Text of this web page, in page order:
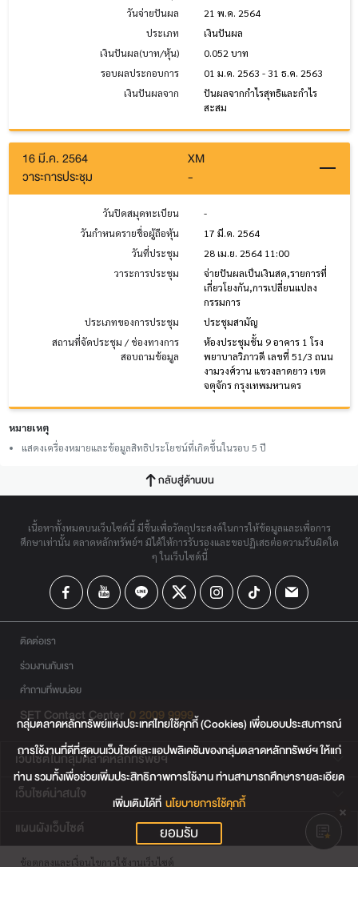
วันจ่ายปันผล
21 พ.ค. 2564
ประเภท
เงินปันผล
เงินปันผล(บาท/หุ้น)
0.052 บาท
รอบผลประกอบการ
01 ม.ค. 2563 - 31 ธ.ค. 2563
เงินปันผลจาก
ปันผลจากกำไรสุทธิและกำไร
สะสม
16 มี.ค. 2564
XM
วาระการประชุม
-
วันปิดสมุดทะเบียน
-
วันกำหนดรายชื่อผู้ถือหุ้น
17 มี.ค. 2564
วันที่ประชุม
28 เม.ย. 2564 11:00
วาระการประชุม
จ่ายปันผลเป็นเงินสด,รายการที่
เกี่ยวโยงกัน,การเปลี่ยนแปลง
กรรมการ
ประเภทของการประชุม
ประชุมสามัญ
สถานที่จัดประชุม / ช่องทางการ
สอบถามข้อมูล
ห้องประชุมชั้น 9 อาคาร 1 โรง
พยาบาลวิภาวดี เลขที่ 51/3 ถนน
งามวงศ์วาน แขวงลาดยาว เขต
จตุจักร กรุงเทพมหานคร
หมายเหตุ
แสดงเครื่องหมายและข้อมูลสิทธิประโยชน์ที่เกิดขึ้นในรอบ 5 ปี
กลับสู่ด้านบน
เนื้อหาทั้งหมดบนเว็บไซต์นี้ มีขึ้นเพื่อวัตถุประสงค์ในการให้ข้อมูลและเพื่อการ
ศึกษาเท่านั้น ตลาดหลักทรัพย์ฯ มิได้ให้การรับรองและขอปฏิเสธต่อความรับผิดใด
ๆ ในเว็บไซต์นี้
ติดต่อเรา
ร่วมงานกับเรา
คำถามที่พบบ่อย
SET Contact Center 0 2009 9999
เว็บไซต์ในกลุ่มตลาดหลักทรัพย์ฯ
เว็บไซต์น่าสนใจ
แผนผังเว็บไซต์
ข้อตกลงและเงื่อนไขการใช้งานเว็บไซต์
กลุ่มตลาดหลักทรัพย์แห่งประเทศไทยใช้คุกกี้ (Cookies) เพื่อมอบประสบการณ์
การใช้งานที่ดีที่สุดบนเว็บไซต์และแอปพลิเคชันของกลุ่มตลาดหลักทรัพย์ฯ ให้แก่
ท่าน รวมทั้งเพื่อช่วยเพิ่มประสิทธิภาพการใช้งาน ท่านสามารถศึกษารายละเอียด
เพิ่มเติมได้ที่ นโยบายการใช้คุกกี้
ยอมรับ